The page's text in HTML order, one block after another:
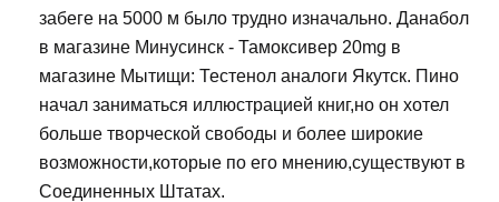
забеге на 5000 м было трудно изначально. Данабол
в магазине Минусинск - Тамоксивер 20mg в
магазине Мытищи: Тестенол аналоги Якутск. Пино
начал заниматься иллюстрацией книг,но он хотел
больше творческой свободы и более широкие
возможности,которые по его мнению,существуют в
Соединенных Штатах.